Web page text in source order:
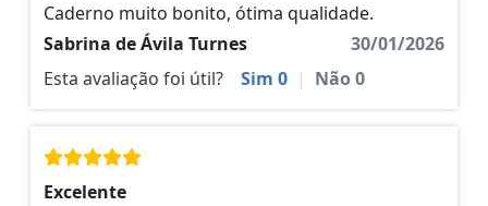
Caderno muito bonito, ótima qualidade.
Sabrina de Ávila Turnes
30/01/2026
Esta avaliação foi útil?
Sim 0 | Não0
Excelente